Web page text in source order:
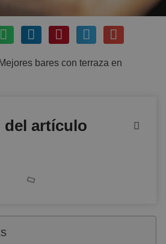
Mejores bares con terraza en
del artículo